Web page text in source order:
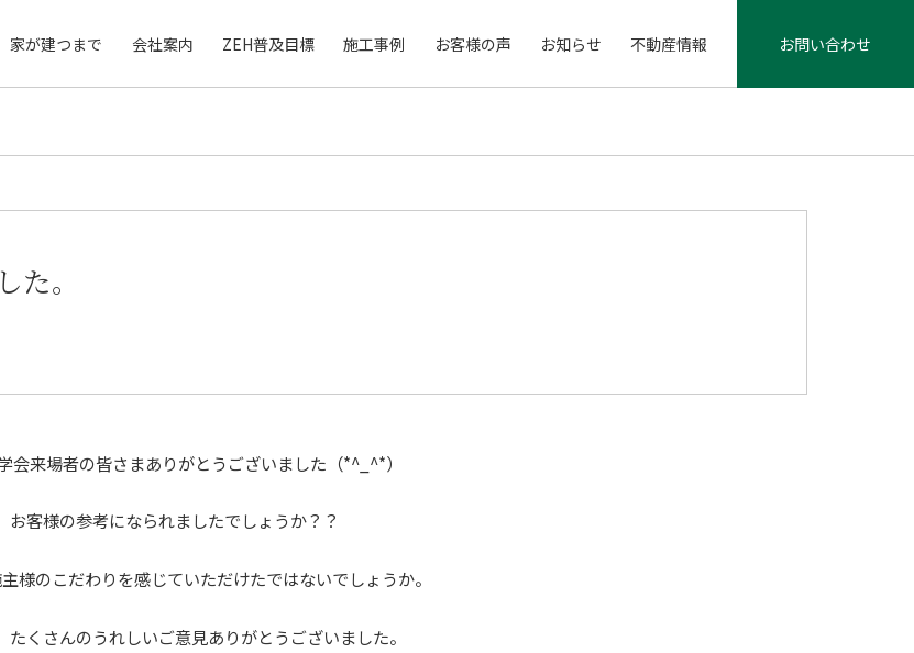
家が建つまで 会社案内 ZEH普及目標 施工事例 お客様の声 お知らせ 不動産情報 お問い合わせ
。
会来場者の皆さまありがとうございました（*^_^*）
お客様の参考になられましたでしょうか？？
様のこだわりを感じていただけたではないでしょうか。
たくさんのうれしいご意見ありがとうございました。